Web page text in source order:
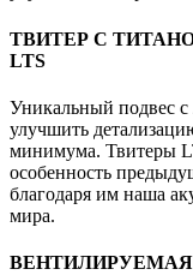
ТВИТЕР С
LTS
Уникальный подвес
улучшить
минимума. Твитеры
особенность
благодаря им наша
мира.